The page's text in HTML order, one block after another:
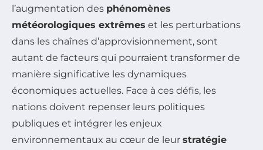
l’augmentation des phénomènes
météorologiques extrêmes et les perturbations
dans les chaînes d’approvisionnement, sont
autant de facteurs qui pourraient transformer de
manière significative les dynamiques
économiques actuelles. Face à ces défis, les
nations doivent repenser leurs politiques
publiques et intégrer les enjeux
environnementaux au cœur de leur stratégie